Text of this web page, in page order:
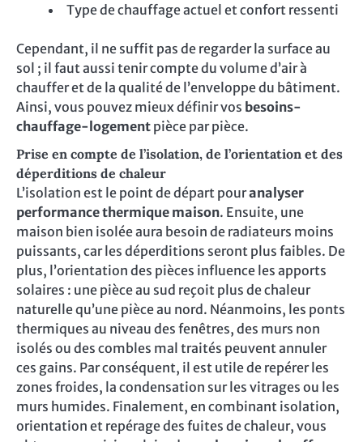
Type de chauffage actuel et confort ressenti
Cependant, il ne suffit pas de regarder la surface au
sol ; il faut aussi tenir compte du volume d’air à
chauffer et de la qualité de l’enveloppe du bâtiment.
Ainsi, vous pouvez mieux définir vos besoins-
chauffage-logement pièce par pièce.
Prise en compte de l’isolation, de l’orientation et des
déperditions de chaleur
L’isolation est le point de départ pouranalyser
performance thermique maison. Ensuite, une
maison bien isolée aura besoin de radiateurs moins
puissants, car les déperditions seront plus faibles. De
plus, l’orientation des pièces influence les apports
solaires : une pièce au sud reçoit plus de chaleur
naturelle qu’une pièce au nord. Néanmoins, les ponts
thermiques au niveau des fenêtres, des murs non
isolés ou des combles mal traités peuvent annuler
ces gains. Par conséquent, il est utile de repérer les
zones froides, la condensation sur les vitrages ou les
murs humides. Finalement, en combinant isolation,
orientation et repérage des fuites de chaleur, vous